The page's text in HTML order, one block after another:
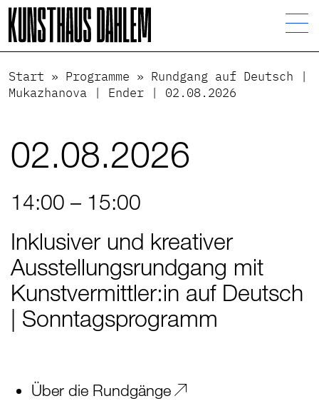
Visuelle
Assistenzsoftware
öffnen.
Start » Programme »
Rundgang auf Deutsch |
Mukazhanova | Ender | 02.08.2026
02.08.2026
14:00 – 15:00
Inklusiver und kreativer
Ausstellungsrundgang mit
Kunstvermittler:in auf Deutsch
| Sonntagsprogramm
Über die Rundgänge